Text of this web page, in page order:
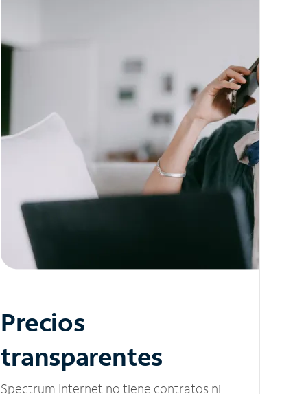
Precios
transparentes
Spectrum Internet no tiene contratos ni